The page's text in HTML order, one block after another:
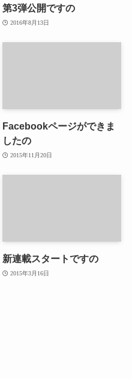
第3弾公開ですの
2016年8月13日
Facebookページができま
したの
2015年11月20日
新連載スタートですの
2015年3月16日